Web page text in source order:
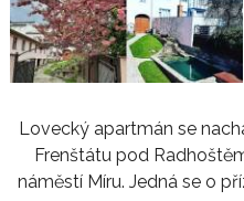
Lovecký apartmán se
Frenštátu pod
náměstí Míru. Jedná se o